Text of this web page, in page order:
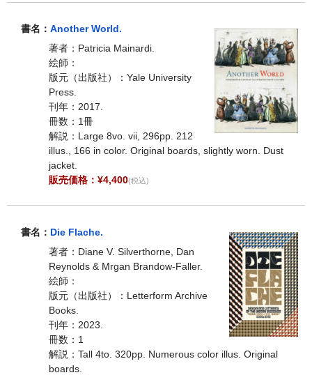
書名： Another World.
著者：Patricia Mainardi.
絵師：
版元（出版社）：Yale University
Press.
刊年：2017.
冊数：1冊
解説：Large 8vo. vii, 296pp. 212
illus., 166 in color. Original boards, slightly worn. Dust
jacket.
販売価格：¥4,400(税込)
書名： Die Flache.
著者：Diane V. Silverthorne, Dan
Reynolds & Mrgan Brandow-Faller.
絵師：
版元（出版社）：Letterform Archive
Books.
刊年：2023.
冊数：1
解説：Tall 4to. 320pp. Numerous color illus. Original
boards.